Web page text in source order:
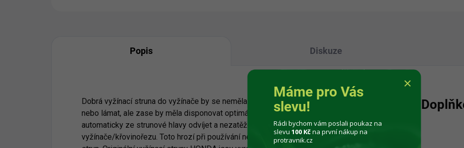
Popis Diskuze
Dobrá vyžínací struna do vyžínače by se neměla samovolně během práce trhat
nebo lámat, ale zase by měla disponovat optimální elesticitou tak, aby se mohla
automaticky ze strunové hlavy odvíjet a nezatěžovala nadměrně pohon
vyžínače/křovinořezu. Toto hrozí při používání neoriginálních či neznačkových
Máme pro Vás
slevu!
Rádi bychom vám poslali poukaz na
slevu 100 Kčna první nákup na
protravnik.cz